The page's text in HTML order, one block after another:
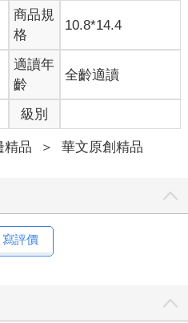
商品規
格
10.8*14.4
適讀年
齡
全齡適讀
級別
精品 ＞ 華文原創精品
寫評價